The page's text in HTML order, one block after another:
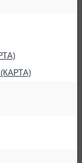
(КАРТА)